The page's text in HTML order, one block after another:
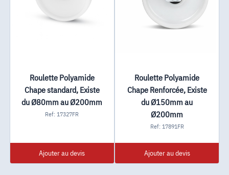
Roulette Polyamide
Chape standard, Existe
du Ø80mm au Ø200mm
Ref: 17327FR
Ajouter au devis
Roulette Polyamide
Chape Renforcée, Existe
du Ø150mm au
Ø200mm
Ref: 17891FR
Ajouter au devis